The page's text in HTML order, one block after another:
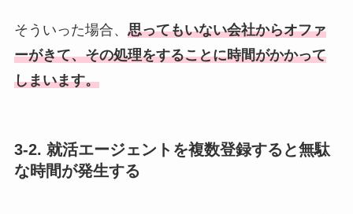
そういった場合、 思ってもいない会社からオファ
ーがきて、その処理をすることに時間がかかって
しまいます。
3-2. 就活エージェントを複数登録すると無駄
な時間が発生する